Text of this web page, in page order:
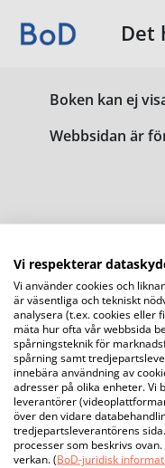
Det
Boken kan ej
Webbsidan är
Vi respekterar
Vi använder cookies och
är väsentliga och tekniskt
analysera (t.ex. cookies eller
mäta hur ofta vår webbsida
spårningsteknik för
spårning samt
innebära användning av
adresser på olika enheter. Vi
leverantörer
över den vidare
tredjepartsleverantörens
processer som beskrivs
verkan. (BoD-juridisk